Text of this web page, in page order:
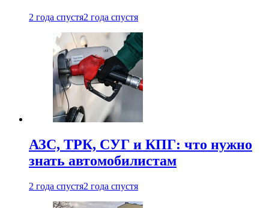
2 года спустя2 года спустя
АЗС, ТРК, СУГ и КПГ: что нужно
знать автомобилистам
2 года спустя2 года спустя